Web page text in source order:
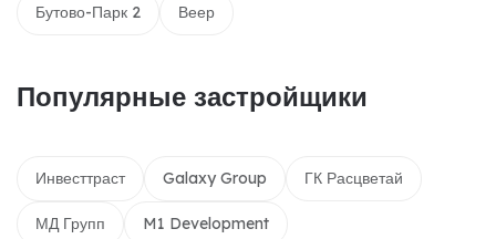
Бутово-Парк 2 Веер
Популярные застройщики
Инвесттраст Galaxy Group ГК Расцветай
МД Групп M1 Development